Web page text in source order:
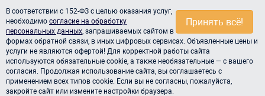
Принять всё!
В соответствии с 152-ФЗ с целью оказания услуг,
необходимосогласие на обработку
персональных данных , запрашиваемых сайтом в
формах обратной связи, в иных цифровых сервисах. Объявленные цены и
услуги не являются офертой! Для корректной работы сайта
используются обязательные cookie, а также необязательные — с вашего
согласия. Продолжая использование сайта, вы соглашаетесь с
применением всех типов cookie. Если вы не согласны, пожалуйста,
закройте сайт или измените настройки браузера.